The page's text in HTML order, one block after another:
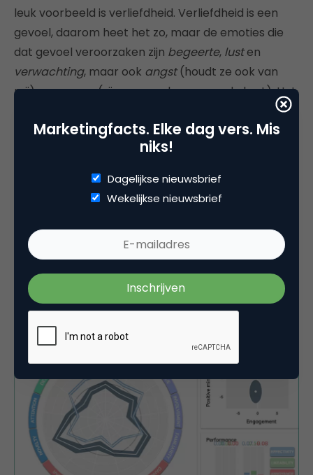
leuk voorbeeld is verliefdheid. Verliefdheid is een
gevoel, daarom heet het zo, maar de emoties die
dat gevoel veroorzaken zijn begeerte, lusten
verwachting, maar ook angst(houdt ze ook van
mij) engevaar(zijn er geen kapers op de kust). Het
unieke van MRI-scanning is dat je die afzonderlijke
emoties nauwkeurig kan meten en daarmee de
gevoelens die bij een actie tot stand komen, kan
voorspellen. Zo dus ook met de PUUR Rookvrij-
commercial PUUR is een middelmatige tot slechte
commercial. In het dashboard hieronder (figuur 2)
zie je in de grafiek rechts boven de score in één
oogopslag.
Marketingfacts. Elke dag vers. Mis
niks!
Dagelijkse nieuwsbrief
Wekelijkse nieuwsbrief